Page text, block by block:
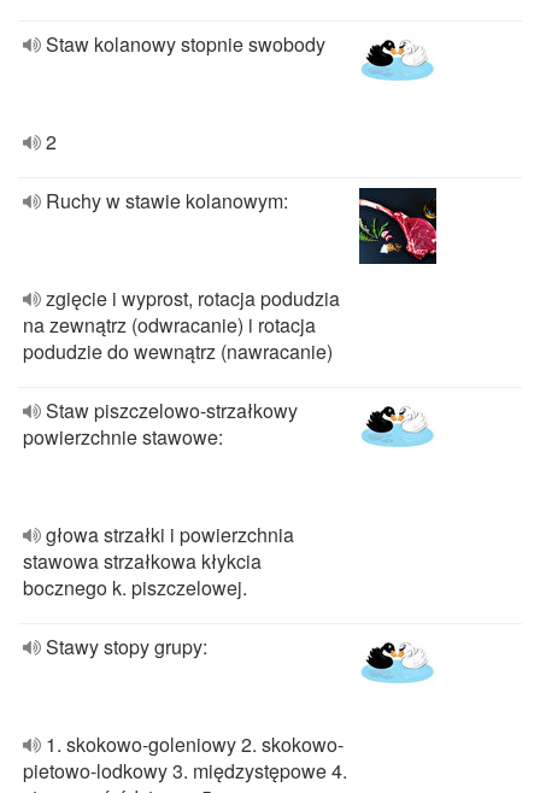
Staw kolanowy stopnie swobody
2
Ruchy w stawie kolanowym:
zgięcie i wyprost, rotacja podudzia
na zewnątrz (odwracanie) i rotacja
podudzie do wewnątrz (nawracanie)
Staw piszczelowo-strzałkowy
powierzchnie stawowe:
głowa strzałki i powierzchnia
stawowa strzałkowa kłykcia
bocznego k. piszczelowej.
Stawy stopy grupy:
1. skokowo-goleniowy 2. skokowo-
pietowo-lodkowy 3. międzystępowe 4.